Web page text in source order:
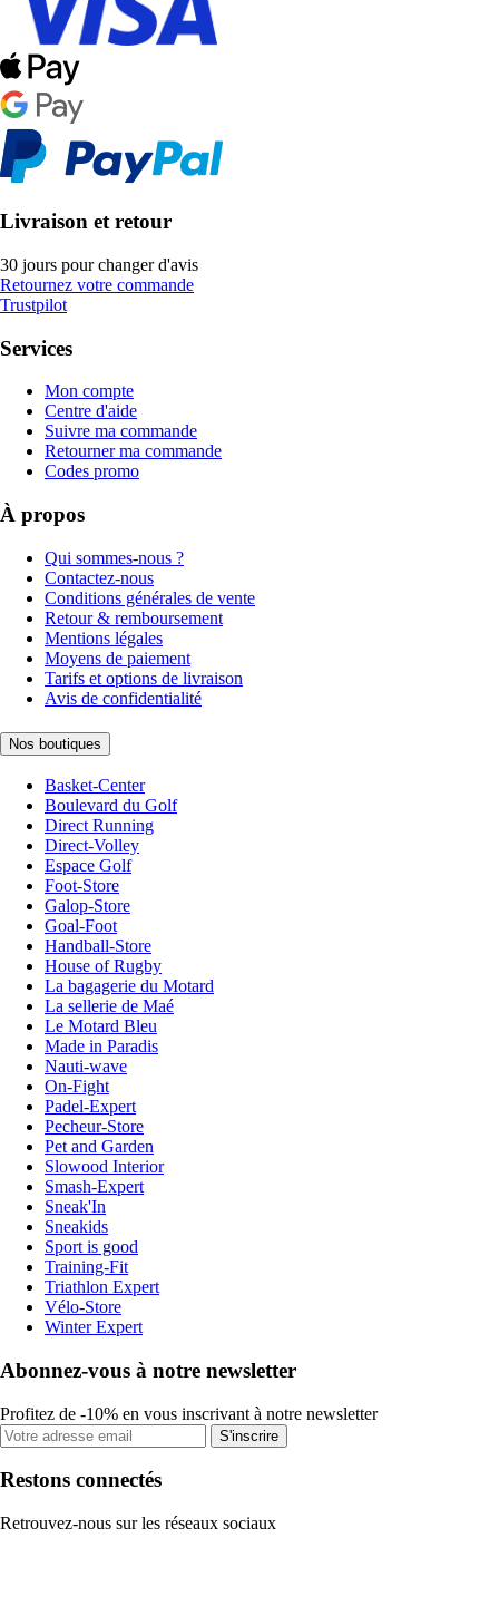
Livraison et retour
30 jours pour changer d'avis
Retournez votre commande
Trustpilot
Services
Mon compte
Centre d'aide
Suivre ma commande
Retourner ma commande
Codes promo
À propos
Qui sommes-nous ?
Contactez-nous
Conditions générales de vente
Retour & remboursement
Mentions légales
Moyens de paiement
Tarifs et options de livraison
Avis de confidentialité
Nos boutiques
Basket-Center
Boulevard du Golf
Direct Running
Direct-Volley
Espace Golf
Foot-Store
Galop-Store
Goal-Foot
Handball-Store
House of Rugby
La bagagerie du Motard
La sellerie de Maé
Le Motard Bleu
Made in Paradis
Nauti-wave
On-Fight
Padel-Expert
Pecheur-Store
Pet and Garden
Slowood Interior
Smash-Expert
Sneak'In
Sneakids
Sport is good
Training-Fit
Triathlon Expert
Vélo-Store
Winter Expert
Abonnez-vous à notre newsletter
Profitez de -10% en vous inscrivant à notre newsletter
S'inscrire
Restons connectés
Retrouvez-nous sur les réseaux sociaux